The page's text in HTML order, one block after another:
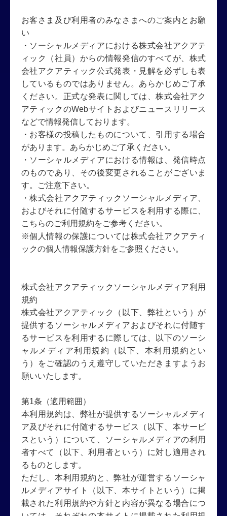
お客さま及び利用者のみなさまへのご案内とお願
い
・ソーシャルメディアにおける株式会社アクアテ
ィック（社員）からの情報発信のすべてが、株式
会社アクアティック公式発表・見解を必ずしも表
しているものではありません。あらかじめご了承
ください。正式な発表に関しては、株式会社アク
アティックのWebサイトおよびニュースリリース
などで情報発信しております。
・お客様の投稿したものについて、引用する場合
があります。あらかじめご了承ください。
・ソーシャルメディアにおける情報は、発信時点
のものであり、その後変更されることがございま
す。ご注意下さい。
・株式会社アクアティックソーシャルメディア、
およびそれに付随するサービスを利用する際に、
こちらのご利用規約をご参考ください。
※個人情報の保護については株式会社アクアティ
ックの個人情報保護方針をご参照ください。
株式会社アクアティックソーシャルメディア利用
規約
株式会社アクアティック（以下、弊社という）が
提供するソーシャルメディアおよびそれに付随す
るサービスを利用するに際しては、以下のソーシ
ャルメディア利用規約（以下、本利用規約とい
う）をご確認のうえ遵守していただきますようお
願いいたします。
第1条（適用範囲）
本利用規約は、弊社が提供するソーシャルメディ
ア及びそれに付随するサービス（以下、本サービ
スという）について、ソーシャルメディアの利用
者すべて（以下、利用者という）に対し適用され
るものとします。
ただし、本利用規約と、弊社が運営するソーシャ
ルメディアサイト（以下、本サイトという）に掲
載された利用規約や方針と内容が異なる場合につ